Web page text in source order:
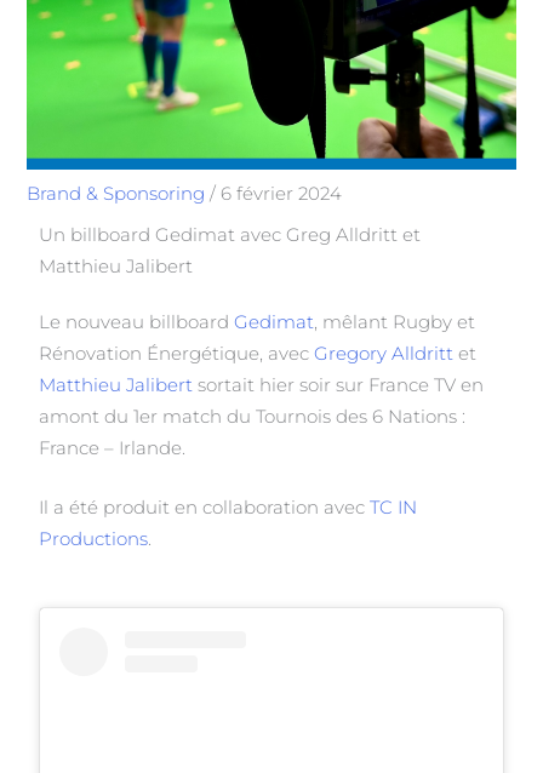
Brand & Sponsoring / 6 février 2024
Un billboard Gedimat avec Greg Alldritt et
Matthieu Jalibert
Le nouveau billboardGedimat, mêlant Rugby et
Rénovation Énergétique, avecGregory Alldritt et
Matthieu Jalibert sortait hier soir sur France TV en
amont du 1er match du Tournois des 6 Nations :
France – Irlande.
Il a été produit en collaboration avecTC IN
Productions.